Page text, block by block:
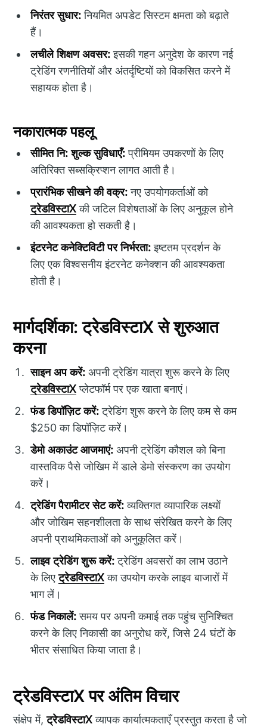
निरंतर सुधार:नियमित अपडेट सिस्टम क्षमता को बढ़ाते
हैं।
लचीले शिक्षण अवसर:इसकी गहन अनुदेश के कारण नई
ट्रेडिंग रणनीतियों और अंतर्दृष्टियों को विकसित करने में
सहायक होता है।
नकारात्मक पहलू
सीमित नि: शुल्क सुविधाएँ:प्रीमियम उपकरणों के लिए
अतिरिक्त सब्सक्रिप्शन लागत आती है।
प्रारंभिक सीखने की वक्र:नए उपयोगकर्ताओं को
ट्रेडविस्टाXकी जटिल विशेषताओं के लिए अनुकूल होने
की आवश्यकता हो सकती है।
इंटरनेट कनेक्टिविटी पर निर्भरता:इष्टतम प्रदर्शन के
लिए एक विश्वसनीय इंटरनेट कनेक्शन की आवश्यकता
होती है।
मार्गदर्शिका: ट्रेडविस्टाX से शुरुआत
करना
साइन अप करें: अपनी ट्रेडिंग यात्रा शुरू करने के लिए
ट्रेडविस्टाXप्लेटफॉर्म पर एक खाता बनाएं।
फंड डिपॉज़िट करें:ट्रेडिंग शुरू करने के लिए कम से कम
$250 का डिपॉज़िट करें।
डेमो अकाउंट आजमाएं: अपनी ट्रेडिंग कौशल को बिना
वास्तविक पैसे जोखिम में डाले डेमो संस्करण का उपयोग
करें।
ट्रेडिंग पैरामीटर सेट करें:व्यक्तिगत व्यापारिक लक्ष्यों
और जोखिम सहनशीलता के साथ संरेखित करने के लिए
अपनी प्राथमिकताओं को अनुकूलित करें।
लाइव ट्रेडिंग शुरू करें:ट्रेडिंग अवसरों का लाभ उठाने
के लिएट्रेडविस्टाXका उपयोग करके लाइव बाजारों में
भाग लें।
फंड निकालें:समय पर अपनी कमाई तक पहुंच सुनिश्चित
करने के लिए निकासी का अनुरोध करें, जिसे 24 घंटों के
भीतर संसाधित किया जाता है।
ट्रेडविस्टाX पर अंतिम विचार
संक्षेप में,ट्रेडविस्टाXव्यापक कार्यात्मकताएँ प्रस्तुत करता है जो